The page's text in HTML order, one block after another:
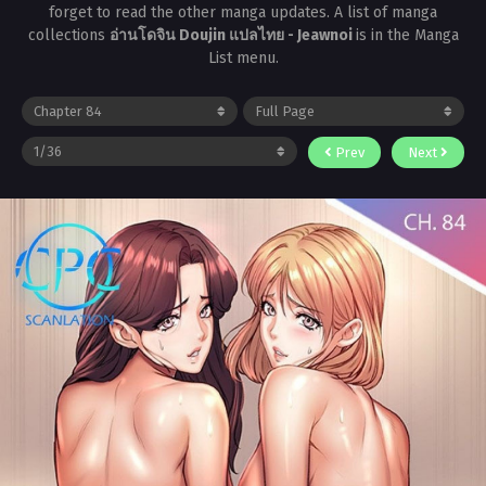
forget to read the other manga updates. A list of manga
collections อ่านโดจิน Doujin แปลไทย - Jeawnoiis in the Manga
List menu.
Prev Next